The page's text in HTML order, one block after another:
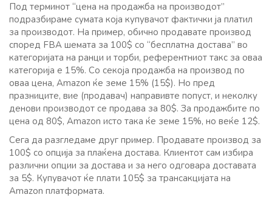
Под терминот “цена на продажба на производот”
подразбираме сумата која купувачот фактички ја платил
за производот. На пример, обично продавате производ
според FBA шемата за 100$ со “бесплатна достава” во
категоријата на ранци и торби, референтниот такс за оваа
категорија е 15%. Со секоја продажба на производ по
оваа цена, Amazon ќе земе 15% (15$). Но пред
празниците, вие (продавач) направивте попуст, и неколку
денови производот се продава за 80$. За продажбите по
цена од 80$, Amazon исто така ќе земе 15%, но веќе 12$.
Сега да разгледаме друг пример. Продавате производ за
100$ со опција за плаќена достава. Клиентот сам избира
различни опции за достава и за него одговара доставата
за 5$. Купувачот ќе плати 105$ за трансакцијата на
Amazon платформата.